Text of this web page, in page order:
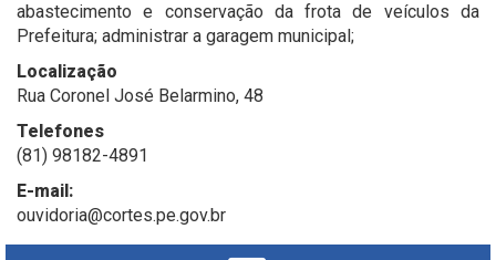
abastecimento e conservação da frota de veículos da
Prefeitura; administrar a garagem municipal;
Localização
Rua Coronel José Belarmino, 48
Telefones
(81) 98182-4891
E-mail:
ouvidoria@cortes.pe.gov.br